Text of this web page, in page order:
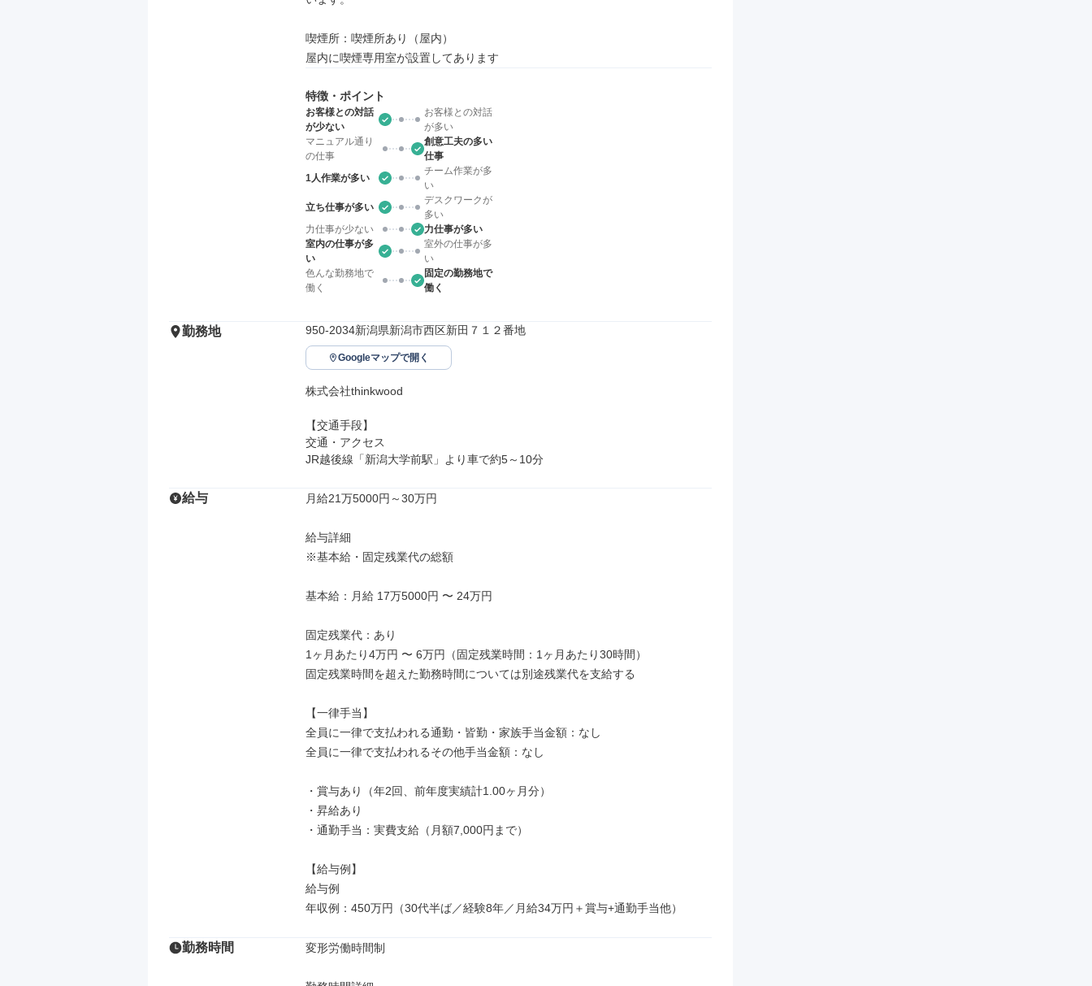
喫煙所：喫煙所あり（屋内）
屋内に喫煙専用室が設置してあります
特徴・ポイント
お客様との対話
が少ない
お客様との対話
が多い
マニュアル通り
の仕事
創意工夫の多い
仕事
1人作業が多い
チーム作業が多
い
立ち仕事が多い
デスクワークが
多い
力仕事が少ない
力仕事が多い
室内の仕事が多
い
室外の仕事が多
い
色んな勤務地で
働く
固定の勤務地で
働く
勤務地 950-2034新潟県新潟市西区新田７１２番地
Googleマップで開く
株式会社thinkwood
【交通手段】
交通・アクセス
JR越後線「新潟大学前駅」より車で約5～10分
給与 月給21万5000円～30万円
給与詳細
※基本給・固定残業代の総額
基本給：月給 17万5000円 〜 24万円
固定残業代：あり
1ヶ月あたり4万円 〜 6万円（固定残業時間：1ヶ月あたり30時間）
固定残業時間を超えた勤務時間については別途残業代を支給する
【一律手当】
全員に一律で支払われる通勤・皆勤・家族手当金額：なし
全員に一律で支払われるその他手当金額：なし
・賞与あり（年2回、前年度実績計1.00ヶ月分）
・昇給あり
・通勤手当：実費支給（月額7,000円まで）
【給与例】
給与例
年収例：450万円（30代半ば／経験8年／月給34万円＋賞与+通勤手当他）
勤務時間 変形労働時間制